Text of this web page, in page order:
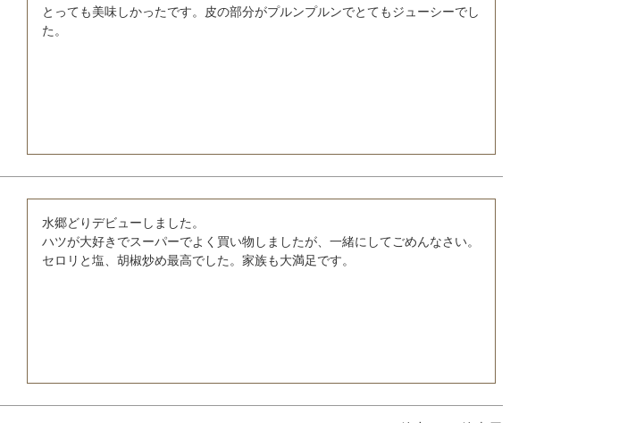
とっても美味しかったです。皮の部分がプルンプルンでとてもジューシーでし
た。
水郷どりデビューしました。
ハツが大好きでスーパーでよく買い物しましたが、一緒にしてごめんなさい。
セロリと塩、胡椒炒め最高でした。家族も大満足です。